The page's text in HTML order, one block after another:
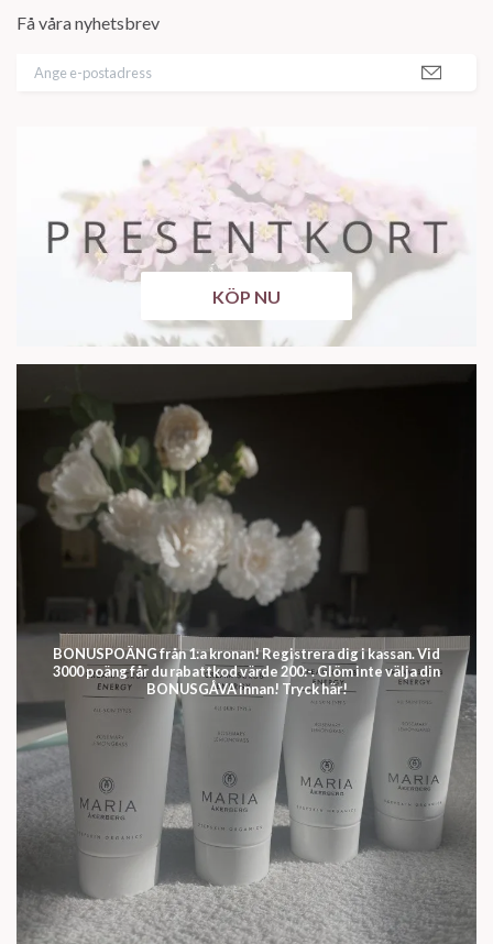
Få våra nyhetsbrev
KÖP NU
BONUSPOÄNG från 1:a kronan! Registrera dig i kassan. Vid
3000 poäng får du rabattkod värde 200:-. Glöm inte välja din
BONUSGÅVA innan! Tryck här!